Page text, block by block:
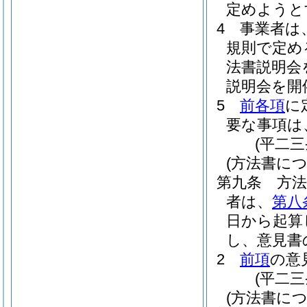
定めよう
4
事業者は
規則で定
法書説明
説明会を
5
前各項に
要な事項
(平二
(方法書に
第九条
方
者は、 第八
日から起
し、意見
2
前項の意
(平二
(方法書に